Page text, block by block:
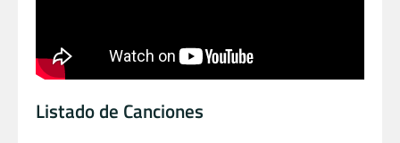
Listado de Canciones